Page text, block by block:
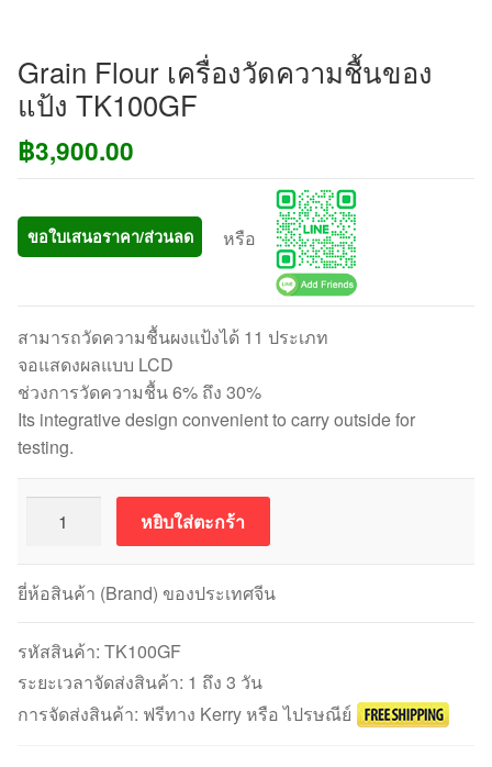
Grain Flour เครื่องวัดความชื้นของ
แป้ง TK100GF
฿3,900.00
ขอใบเสนอราคา/ส่วนลด หรือ
สามารถวัดความชื้นผงแป้งได้ 11 ประเภท
จอแสดงผลแบบ LCD
ช่วงการวัดความชื้น 6% ถึง 30%
Its integrative design convenient to carry outside for
testing.
Grain
Flour
เครื่อง
วัด
ความชื้น
ของ
แป้ง
TK100GF
หยิบใส่ตะกร้า
ยี่ห้อสินค้า (Brand) ของประเทศจีน
รหัสสินค้า: TK100GF
ระยะเวลาจัดส่งสินค้า: 1 ถึง 3 วัน
การจัดส่งสินค้า: ฟรีทาง Kerry หรือ ไปรษณีย์